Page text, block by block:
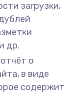
загрузки,
др.
о
в виде
содержит